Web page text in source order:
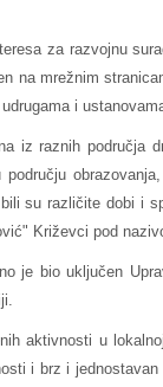
za razvojnu
na mrežnim
i
iz raznih područja
bilisu različite dobi i
Križevci pod
je bio uključen
aktivnosti u
i brz i